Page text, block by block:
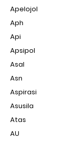
Apelojol
Aph
Api
Apsipol
Asal
Asn
Aspirasi
Asusila
Atas
AU